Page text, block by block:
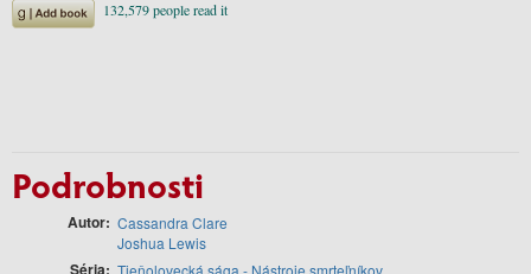
Podrobnosti
Autor Cassandra Clare
Joshua Lewis
Séria Tieňolovecká sága - Nástroje smrteľníkov